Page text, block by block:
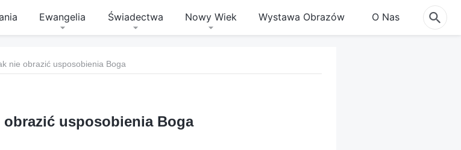
Ewangelia Świadectwa Nowy Wiek Wystawa Obrazów O Nas
nie obrazić usposobienia Boga
usposobienia Boga